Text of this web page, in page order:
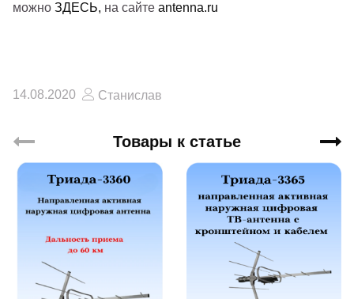
можно ЗДЕСЬ, на сайте antenna.ru
14.08.2020 Станислав
Товары к статье